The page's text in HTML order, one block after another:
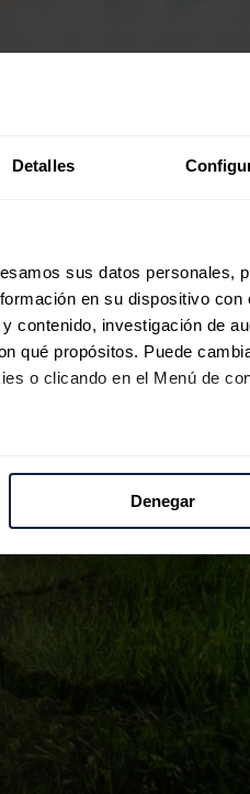
Detalles
sus datos personales,
en su dispositivo
contenido, investigación de
qué propósitos. Puede
o clicando en el Menú de
personalizar el contenido
información sobre el uso
quienes pueden combinarla
haya hecho de sus servicios.
Denegar